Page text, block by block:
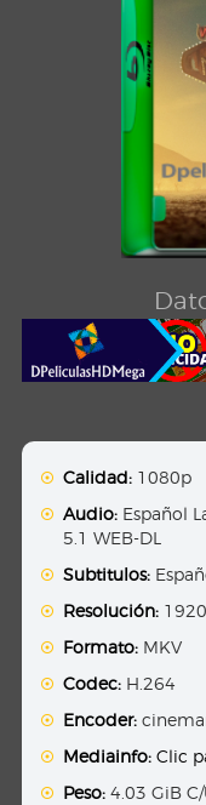
Calidad: 1080p
Audio: Español
5.1 WEB-DL
Subtitulos:
Resolución:
Formato: MKV
Codec: H.264
Encoder:
Mediainfo: Clic
Peso: 4.03 GiB C/